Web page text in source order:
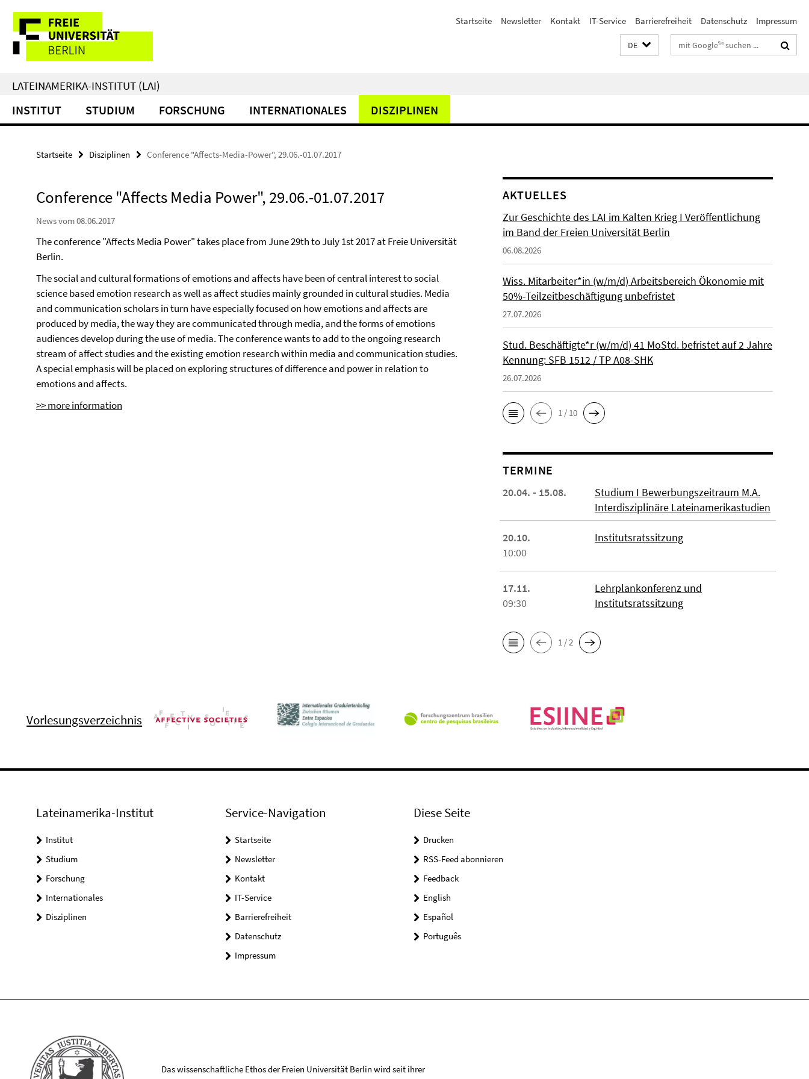
direkt
Inhalt
Service-
Navigation
Startseite Newsletter Kontakt IT-Service Barrierefreiheit Datenschutz Impressum
DE Suchbegriffe
LATEINAMERIKA-INSTITUT (LAI)
INSTITUT STUDIUM FORSCHUNG INTERNATIONALES DISZIPLINEN
Startseite Disziplinen Conference "Affects-Media-Power", 29.06.-01.07.2017
Conference "Affects Media Power", 29.06.-01.07.2017
News vom 08.06.2017
The conference "Affects Media Power" takes place from June 29th to July 1st 2017 at Freie Universität
Berlin.
The social and cultural formations of emotions and affects have been of central interest to social
science based emotion research as well as affect studies mainly grounded in cultural studies. Media
and communication scholars in turn have especially focused on how emotions and affects are
produced by media, the way they are communicated through media, and the forms of emotions
audiences develop during the use of media. The conference wants to add to the ongoing research
stream of affect studies and the existing emotion research within media and communication studies.
A special emphasis will be placed on exploring structures of difference and power in relation to
emotions and affects.
>> more information
AKTUELLES
Zur Geschichte des LAI im Kalten Krieg I Veröffentlichung
im Band der Freien Universität Berlin
06.08.2026
Wiss. Mitarbeiter*in (w/m/d) Arbeitsbereich Ökonomie mit
50%-Teilzeitbeschäftigung unbefristet
27.07.2026
Stud. Beschäftigte*r (w/m/d) 41 MoStd. befristet auf 2 Jahre
Kennung: SFB 1512 / TP A08-SHK
26.07.2026
1 / 10
TERMINE
20.04. - 15.08.
Studium I Bewerbungszeitraum M.A.
Interdisziplinäre Lateinamerikastudien
20.10.
10:00
Institutsratssitzung
17.11.
09:30
Lehrplankonferenz und
Institutsratssitzung
1 / 2
Vorlesungsverzeichnis
Lateinamerika-Institut
Institut
Studium
Forschung
Internationales
Disziplinen
Service-Navigation
Startseite
Newsletter
Kontakt
IT-Service
Barrierefreiheit
Datenschutz
Impressum
Diese Seite
Drucken
RSS-Feed abonnieren
Feedback
English
Español
Português
Das wissenschaftliche Ethos der Freien Universität Berlin wird seit ihrer